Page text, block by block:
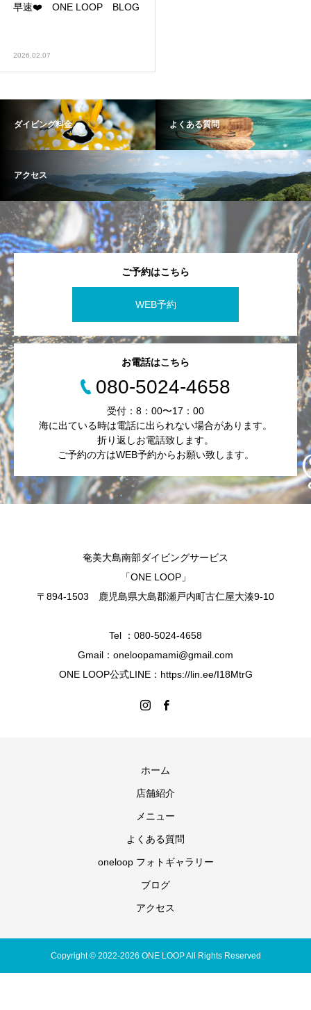
早速❤️ ONE LOOP BLOG
2026.02.07
ダイビング料金 よくある質問
アクセス
ご予約はこちら
WEB予約
お電話はこちら
080-5024-4658
受付：8：00〜17：00
海に出ている時は電話に出られない場合があります。
折り返しお電話致します。
ご予約の方はWEB予約からお願い致します。
奄美大島南部ダイビングサービス
「ONE LOOP」
〒894-1503 鹿児島県大島郡瀬戸内町古仁屋大湊9-10
Tel ：080-5024-4658
Gmail：oneloopamami@gmail.com
ONE LOOP公式LINE：https://lin.ee/I18MtrG
ホーム
店舗紹介
メニュー
よくある質問
oneloop フォトギャラリー
ブログ
アクセス
Copyright © 2022-2026 ONE LOOP All Rights Reserved